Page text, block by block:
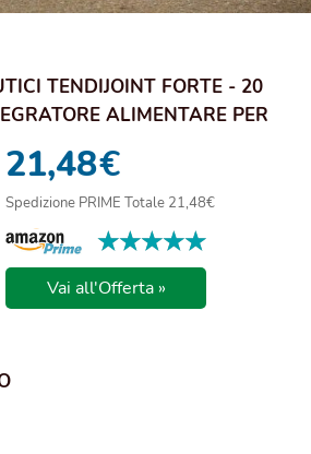
TENDIJOINT FORTE - 20
ALIMENTARE PER
21,48€
Spedizione PRIME Totale 21,48€
★★★★★
★★★★★
Vai all'Offerta »